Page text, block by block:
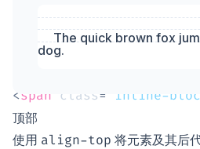
The quick brown fox
dog.
<span class= inline-
顶部
使用 align-top 将元素及其后